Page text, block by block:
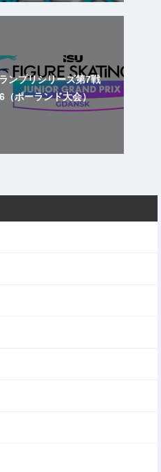
ンプリシリーズ第7戦
（ポーランド大会）